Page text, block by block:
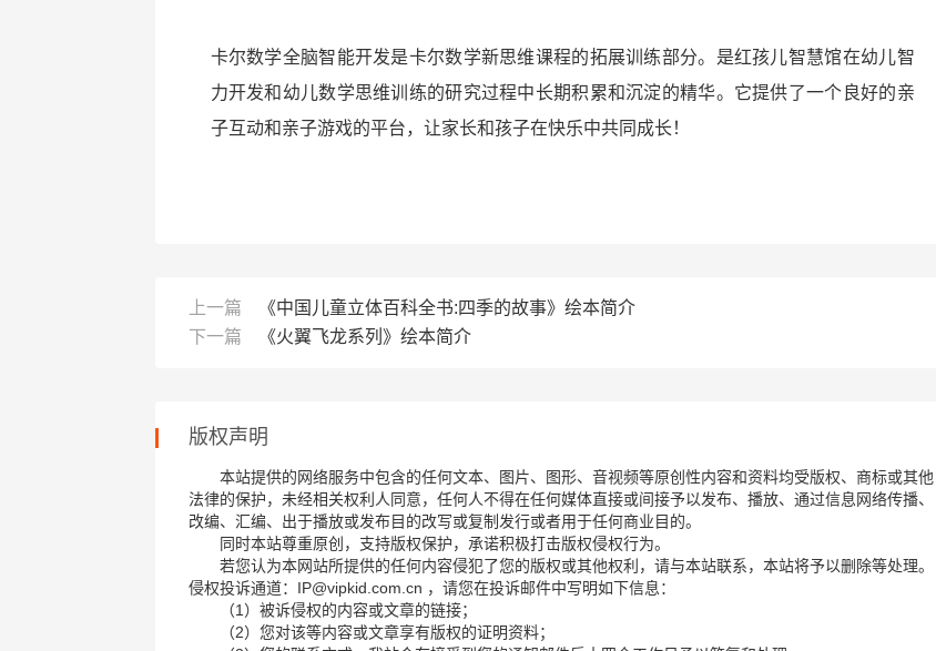
卡尔数学全脑智能开发是卡尔数学新思维课程的拓展训练部分。是红孩儿智慧馆在幼儿智
力开发和幼儿数学思维训练的研究过程中长期积累和沉淀的精华。它提供了一个良好的亲
子互动和亲子游戏的平台，让家长和孩子在快乐中共同成长！
上一篇
《中国儿童立体百科全书:四季的故事》绘本简介
下一篇
《火翼飞龙系列》绘本简介
版权声明
本站提供的网络服务中包含的任何文本、图片、图形、音视频等原创性内容和资料均受版权、商标或其他
法律的保护，未经相关权利人同意，任何人不得在任何媒体直接或间接予以发布、播放、通过信息网络传播、
改编、汇编、出于播放或发布目的改写或复制发行或者用于任何商业目的。
同时本站尊重原创，支持版权保护，承诺积极打击版权侵权行为。
若您认为本网站所提供的任何内容侵犯了您的版权或其他权利，请与本站联系，本站将予以删除等处理。
侵权投诉通道：IP@vipkid.com.cn ，请您在投诉邮件中写明如下信息：
（1）被诉侵权的内容或文章的链接；
（2）您对该等内容或文章享有版权的证明资料；